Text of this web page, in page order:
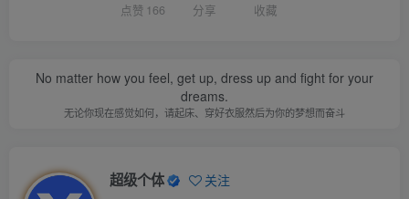
点赞 166 分享 收藏
No matter how you feel, get up, dress up and fight for your
dreams.
无论你现在感觉如何，请起床、穿好衣服然后为你的梦想而奋斗
超级个体 关注